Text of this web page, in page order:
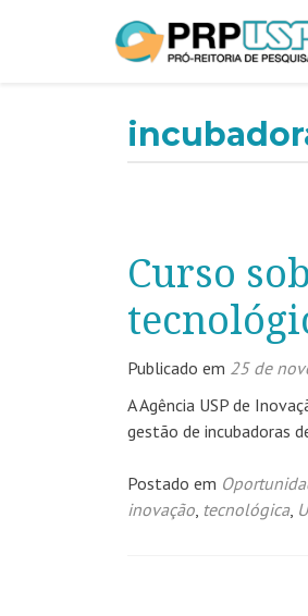
Curso
Publicado em 25 de
A Agência USP de
gestão de incubadoras
Postado em
inovação, tecnológica,